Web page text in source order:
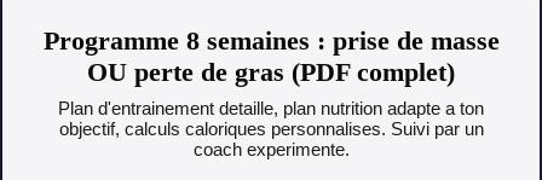
Programme 8 semaines : prise de masse
OU perte de gras (PDF complet)
Plan d'entrainement detaille, plan nutrition adapte a ton
objectif, calculs caloriques personnalises. Suivi par un
coach experimente.